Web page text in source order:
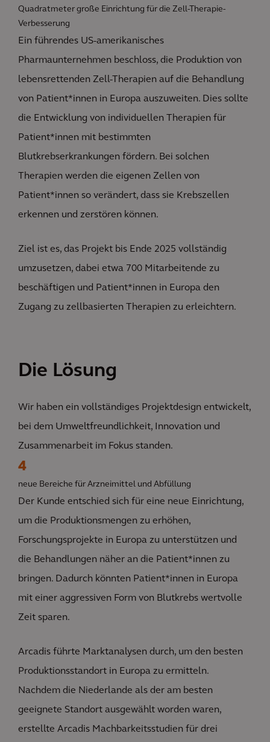
Quadratmeter große Einrichtung für die Zell-Therapie-
Verbesserung
Ein führendes US-amerikanisches
Pharmaunternehmen beschloss, die Produktion von
lebensrettenden Zell-Therapien auf die Behandlung
von Patient*innen in Europa auszuweiten. Dies sollte
die Entwicklung von individuellen Therapien für
Patient*innen mit bestimmten
Blutkrebserkrankungen fördern. Bei solchen
Therapien werden die eigenen Zellen von
Patient*innen so verändert, dass sie Krebszellen
erkennen und zerstören können.
Ziel ist es, das Projekt bis Ende 2025 vollständig
umzusetzen, dabei etwa 700 Mitarbeitende zu
beschäftigen und Patient*innen in Europa den
Zugang zu zellbasierten Therapien zu erleichtern.
Die Lösung
Wir haben ein vollständiges Projektdesign entwickelt,
bei dem Umweltfreundlichkeit, Innovation und
Zusammenarbeit im Fokus standen.
4
neue Bereiche für Arzneimittel und Abfüllung
Der Kunde entschied sich für eine neue Einrichtung,
um die Produktionsmengen zu erhöhen,
Forschungsprojekte in Europa zu unterstützen und
die Behandlungen näher an die Patient*innen zu
bringen. Dadurch könnten Patient*innen in Europa
mit einer aggressiven Form von Blutkrebs wertvolle
Zeit sparen.
Arcadis führte Marktanalysen durch, um den besten
Produktionsstandort in Europa zu ermitteln.
Nachdem die Niederlande als der am besten
geeignete Standort ausgewählt worden waren,
erstellte Arcadis Machbarkeitsstudien für drei